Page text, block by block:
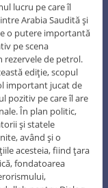
lucru pe care îl
Arabia Saudită şi
o putere importantă
pe scena
rezervele de petrol.
ediţie, scopul
important jucat de
pozitiv pe care îl are
În plan politic,
şi statele
având şi o
acesteia, fiind ţara
fondatoarea